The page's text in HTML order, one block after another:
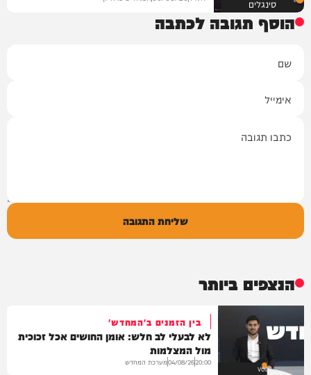
סינגלים
הוסף תגובה לכתבה
שליחת התגובה
הנצפים ביותר
VOD
בין הזמנים ב'המחדש'
לא לבעלי לב חלש: אומן החושים אכל זכוכית
מול המצלמות
20:00
04/08/26מערכת המחדש